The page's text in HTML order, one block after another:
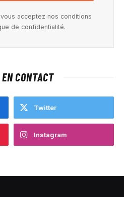
acceptez nos conditions
de confidentialité.
CONTACT
Twitter
Instagram